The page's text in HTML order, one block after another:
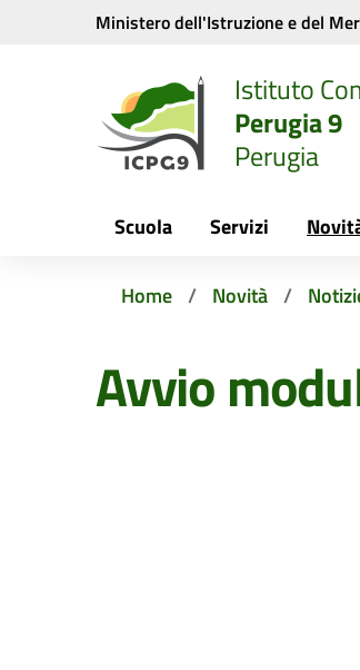
Vai ai contenuti
Vai al menu di navigazione
Ministero dell'Istruzione e del
Istituto
Perugia 9
Perugia
Scuola Servizi
Home Novità
Avvio